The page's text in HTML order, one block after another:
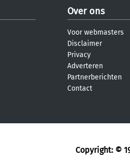
Over ons
Voor webmasters
Disclaimer
Privacy
Adverteren
Partnerberichten
Contact
Copyright: ©